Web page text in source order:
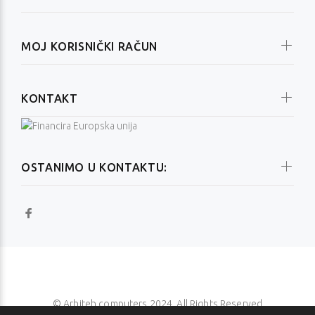
OSTANIMO U KONTAKTU:
MOJ KORISNIČKI RAČUN
KONTAKT
© Arhiteh computers 2024. All Rights Reserved